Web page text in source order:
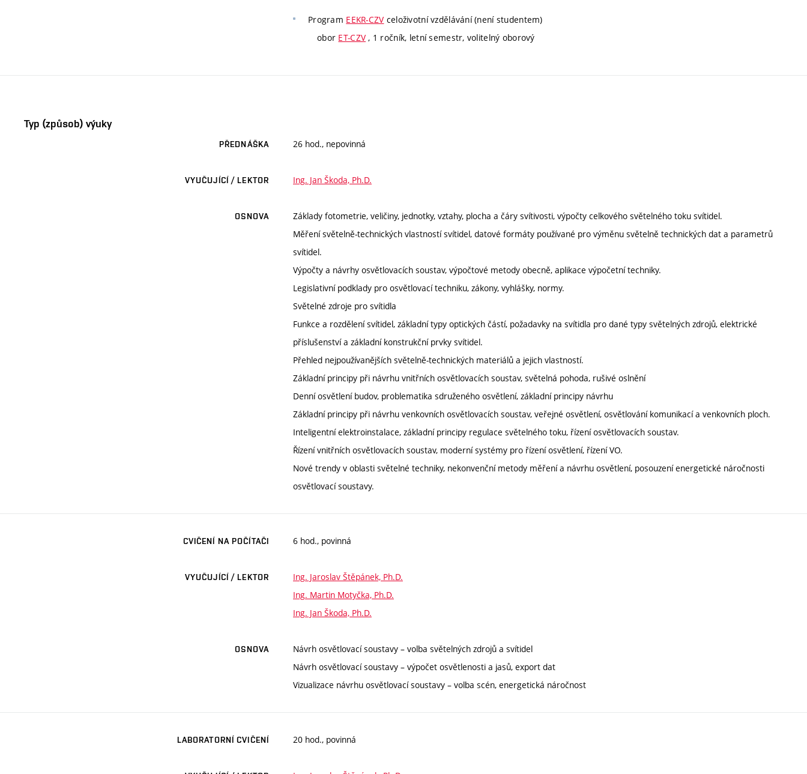
Program EEKR-CZV celoživotní vzdělávání (není studentem)
obor ET-CZV , 1 ročník, letní semestr, volitelný oborový
Typ (způsob) výuky
PŘEDNÁŠKA 26 hod., nepovinná
VYUČUJÍCÍ / LEKTOR Ing. Jan Škoda, Ph.D.
OSNOVA
Základy fotometrie, veličiny, jednotky, vztahy, plocha a čáry svítivosti, výpočty celkového světelného toku svítidel.
Měření světelně-technických vlastností svítidel, datové formáty používané pro výměnu světelně technických dat a parametrů
svítidel.
Výpočty a návrhy osvětlovacích soustav, výpočtové metody obecně, aplikace výpočetní techniky.
Legislativní podklady pro osvětlovací techniku, zákony, vyhlášky, normy.
Světelné zdroje pro svítidla
Funkce a rozdělení svítidel, základní typy optických částí, požadavky na svítidla pro dané typy světelných zdrojů, elektrické
příslušenství a základní konstrukční prvky svítidel.
Přehled nejpoužívanějších světelně-technických materiálů a jejich vlastností.
Základní principy při návrhu vnitřních osvětlovacích soustav, světelná pohoda, rušivé oslnění
Denní osvětlení budov, problematika sdruženého osvětlení, základní principy návrhu
Základní principy při návrhu venkovních osvětlovacích soustav, veřejné osvětlení, osvětlování komunikací a venkovních ploch.
Inteligentní elektroinstalace, základní principy regulace světelného toku, řízení osvětlovacích soustav.
Řízení vnitřních osvětlovacích soustav, moderní systémy pro řízení osvětlení, řízení VO.
Nové trendy v oblasti světelné techniky, nekonvenční metody měření a návrhu osvětlení, posouzení energetické náročnosti
osvětlovací soustavy.
CVIČENÍ NA POČÍTAČI 6 hod., povinná
VYUČUJÍCÍ / LEKTOR
Ing. Jaroslav Štěpánek, Ph.D.
Ing. Martin Motyčka, Ph.D.
Ing. Jan Škoda, Ph.D.
OSNOVA
Návrh osvětlovací soustavy – volba světelných zdrojů a svítidel
Návrh osvětlovací soustavy – výpočet osvětlenosti a jasů, export dat
Vizualizace návrhu osvětlovací soustavy – volba scén, energetická náročnost
LABORATORNÍ CVIČENÍ 20 hod., povinná